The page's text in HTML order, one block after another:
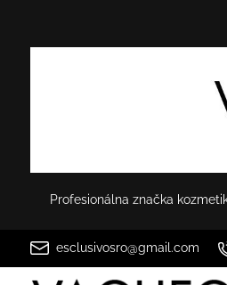
Profesionálna značka
esclusivosro@gmail.com